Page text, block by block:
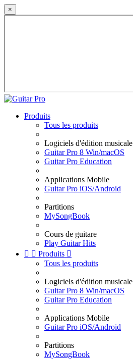
×
Produits
Tous les produits
Logiciels d'édition musicale
Guitar Pro 8 Win/macOS
Guitar Pro Education
Applications Mobile
Guitar Pro iOS/Android
Partitions
MySongBook
Cours de guitare
Play Guitar Hits
  Produits 
Tous les produits
Logiciels d'édition musicale
Guitar Pro 8 Win/macOS
Guitar Pro Education
Applications Mobile
Guitar Pro iOS/Android
Partitions
MySongBook